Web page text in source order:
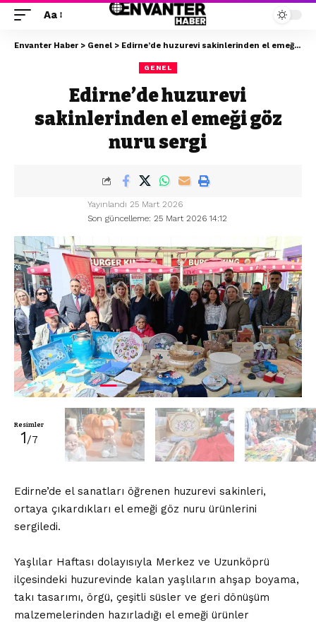
Aa
Envanter Haber > Genel > Edirne’de huzurevi sakinlerinden el emeği göz nuru sergi
GENEL
Edirne’de huzurevi
sakinlerinden el emeği göz
nuru sergi
Son güncelleme: 25 Mart 2026 14:12
Yayınlandı 25 Mart 2026
Resimler
1/7
Edirne’de el sanatları öğrenen huzurevi sakinleri,
ortaya çıkardıkları el emeği göz nuru ürünlerini
sergiledi.
Yaşlılar Haftası dolayısıyla Merkez ve Uzunköprü
ilçesindeki huzurevinde kalan yaşlıların ahşap boyama,
takı tasarımı, örgü, çeşitli süsler ve geri dönüşüm
malzemelerinden hazırladığı el emeği ürünler